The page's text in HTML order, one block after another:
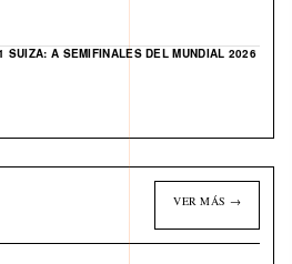
SUIZA: A SEMIFINALES DEL MUNDIAL 2026
VER MÁS →